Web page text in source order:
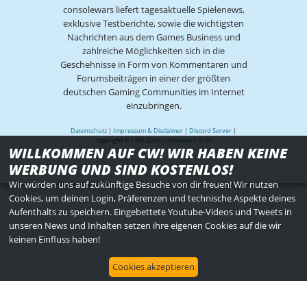
consolewars liefert tagesaktuelle Spielenews,
exklusive Testberichte, sowie die wichtigsten
Nachrichten aus dem Games Business und
zahlreiche Möglichkeiten sich in die
Geschehnisse in Form von Kommentaren und
Forumsbeiträgen in einer der größten
deutschen Gaming Communities im Internet
einzubringen.
Datenschutz | Impressum & Disclaimer | Discord Server |
copyright © 1999-2026
consolewars V2.82
WILLKOMMEN AUF CW! WIR HABEN KEINE
WERBUNG UND SIND KOSTENLOS!
Wir würden uns auf zukünftige Besuche von dir freuen! Wir nutzen
Cookies, um deinen Login, Präferenzen und technische Aspekte deines
Aufenthalts zu speichern. Eingebettete Youtube-Videos und Tweets in
unseren News und Inhalten setzen ihre eigenen Cookies auf die wir
keinen Einfluss haben!
Cookies akzeptieren